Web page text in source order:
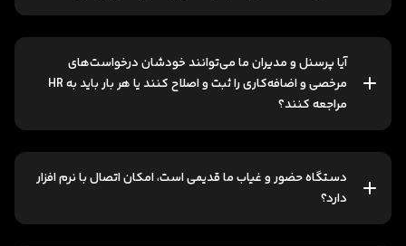
آیا پرسنل و مدیران ما می‌توانند خودشان درخواست‌های
مرخصی و اضافه‌کاری را ثبت و اصلاح کنند یا هر بار باید به HR
مراجعه کنند؟
دستگاه حضور و غیاب ما قدیمی است، امکان اتصال با نرم افزار
دارد؟